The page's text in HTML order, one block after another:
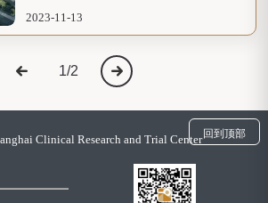
2023-11-13
1/2
Clinical Research and Trial Center 回到顶部